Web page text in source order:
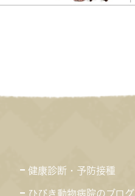
健康診断・予防接種
ひびき動物病院のブログ